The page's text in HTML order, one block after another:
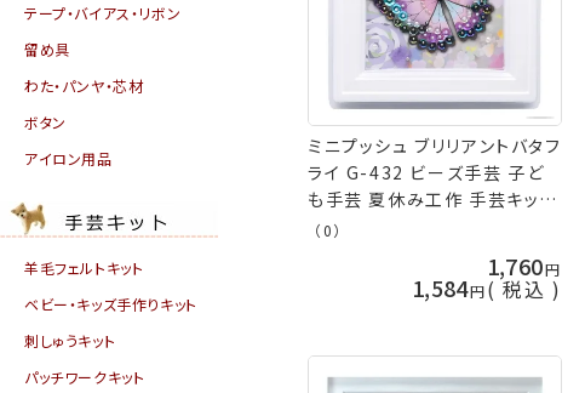
テープ・バイアス・リボン
留め具
わた・パンヤ・芯材
ボタン
アイロン用品
羊毛フェルトキット
ベビー・キッズ手作りキット
刺しゅうキット
パッチワークキット
ミニプッシュ ブリリアントバタフ
ライ G-432 ビーズ手芸 子ど
も手芸 夏休み工作 手芸キット
自由研究 nsk 手芸の山久
（0）
1,760
1,584 税込